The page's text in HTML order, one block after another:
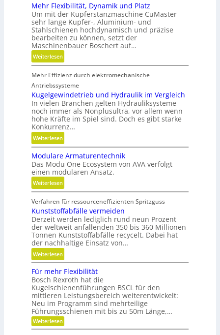
e
n
Mehr Flexibilität, Dynamik und Platz
Um mit der Kupferstanzmaschine CuMaster
sehr lange Kupfer-, Aluminium- und
Stahlschienen hochdynamisch und präzise
bearbeiten zu können, setzt der
Maschinenbauer Boschert auf…
Weiterlesen:
M
e
h
r
F
l
e
x
i
b
i
l
i
t
t
,
D
y
n
m
k
u
n
d
P
l
Mehr Effizienz durch elektromechanische
Antriebssysteme
Kugelgewindetrieb und Hydraulik im Vergleich
In vielen Branchen gelten Hydrauliksysteme
noch immer als Nonplusultra, vor allem wenn
hohe Kräfte im Spiel sind. Doch es gibt starke
Konkurrenz…
Weiterlesen:
K
u
g
e
l
g
e
w
i
n
d
e
t
r
i
e
b
u
n
d
Modulare Armaturentechnik
Das Modu One Ecosystem von AVA verfolgt
einen modularen Ansatz.
Weiterlesen:
M
o
d
u
l
a
r
e
r
m
a
t
u
r
e
Verfahren für ressourceneffizienten Spritzguss
Kunststoffabfälle vermeiden
Derzeit werden lediglich rund neun Prozent
der weltweit anfallenden 350 bis 360 Millionen
Tonnen Kunststoffabfälle recycelt. Dabei hat
der nachhaltige Einsatz von…
Weiterlesen:
K
u
n
s
s
t
o
Für mehr Flexibilität
Bosch Rexroth hat die
Kugelschienenführungen BSCL für den
mittleren Leistungsbereich weiterentwickelt:
Neu im Programm sind mehrteilige
Führungsschienen mit bis zu 50m Länge,…
Weiterlesen:
F